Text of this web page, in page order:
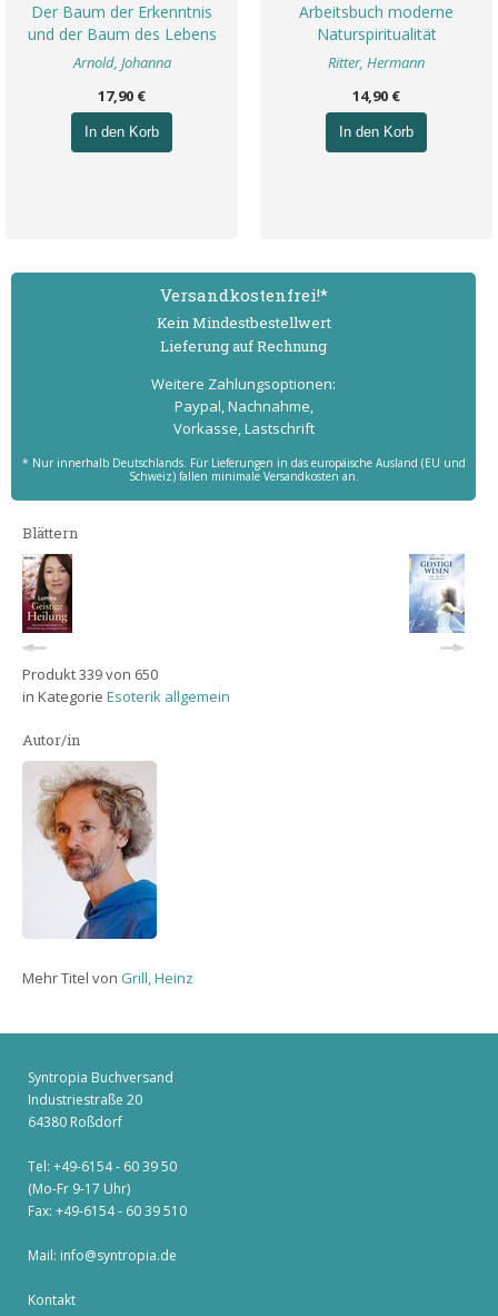
Der Baum der Erkenntnis
und der Baum des Lebens
Arnold, Johanna
17,90 €
In den Korb
Arbeitsbuch moderne
Naturspiritualität
Ritter, Hermann
14,90 €
In den Korb
Versand­kostenfrei!*
Kein Mindest­bestell­wert
Lieferung auf Rechnung
Weitere Zahlungs­optionen:
Paypal, Nachnahme,
Vorkasse, Lastschrift
* Nur innerhalb Deutschlands. Für Lieferungen in das europäische Ausland (EU und
Schweiz) fallen minimale Versandkosten an.
Blättern
Produkt 339 von 650
in Kategorie Esoterik allgemein
Autor/in
Mehr Titel von Grill, Heinz
Syntropia Buchversand
Industriestraße 20
64380 Roßdorf
Tel: +49-6154 - 60 39 50
(Mo-Fr 9-17 Uhr)
Fax: +49-6154 - 60 39 510
Mail: info@syntropia.de
Kontakt